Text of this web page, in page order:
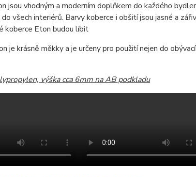
jsou vhodným a moderním doplňkem do každého
všech interiérů. Barvy koberce i obšití jsou jasné a
koberce Eton budou líbit
je krásně měkky a je určeny pro použití nejen do
výška cca 6mm na AB podkladu